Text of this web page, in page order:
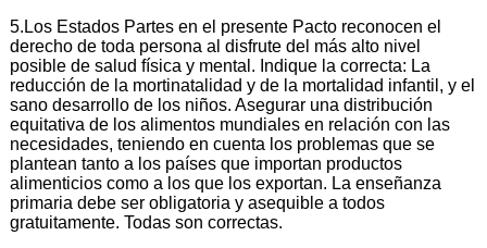
5.Los Estados Partes en el presente Pacto reconocen el
derecho de toda persona al disfrute del más alto nivel
posible de salud física y mental. Indique la correcta: La
reducción de la mortinatalidad y de la mortalidad infantil, y el
sano desarrollo de los niños. Asegurar una distribución
equitativa de los alimentos mundiales en relación con las
necesidades, teniendo en cuenta los problemas que se
plantean tanto a los países que importan productos
alimenticios como a los que los exportan. La enseñanza
primaria debe ser obligatoria y asequible a todos
gratuitamente. Todas son correctas.